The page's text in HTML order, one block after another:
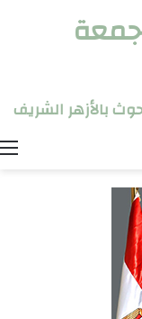
بالأزهر الشريف